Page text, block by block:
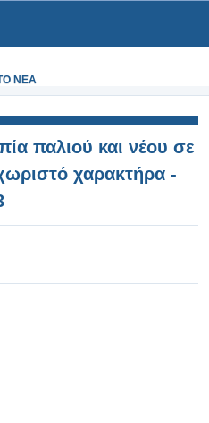
NEA
παλιού και νέου σε
χαρακτήρα -